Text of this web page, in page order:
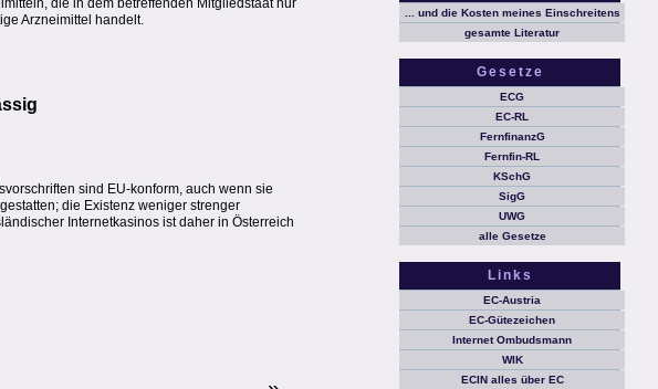
die in dem betreffenden Mitgliedstaat nur
Arzneimittel handelt.
sind EU-konform, auch wenn sie
die Existenz weniger strenger
Internetkasinos ist daher in Österreich
... und die Kosten meines Einschreitens
gesamte Literatur
Gesetze
ECG
EC-RL
FernfinanzG
Fernfin-RL
KSchG
SigG
UWG
alle Gesetze
Links
EC-Austria
EC-Gütezeichen
Internet Ombudsmann
WIK
ECIN alles über EC